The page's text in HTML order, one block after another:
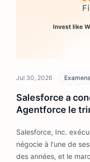
Jul 30, 2026
Salesforce a
Agentforce le
Salesforce, Inc.
négocie à l'une de
des années, et le